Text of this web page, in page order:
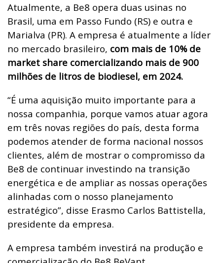
Atualmente, a Be8 opera duas usinas no
Brasil, uma em Passo Fundo (RS) e outra e
Marialva (PR). A empresa é atualmente a líder
no mercado brasileiro, com mais de 10% de
market share comercializando mais de 900
milhões de litros de biodiesel, em 2024.
“É uma aquisição muito importante para a
nossa companhia, porque vamos atuar agora
em três novas regiões do país, desta forma
podemos atender de forma nacional nossos
clientes, além de mostrar o compromisso da
Be8 de continuar investindo na transição
energética e de ampliar as nossas operações
alinhadas com o nosso planejamento
estratégico”, disse Erasmo Carlos Battistella,
presidente da empresa.
A empresa também investirá na produção e